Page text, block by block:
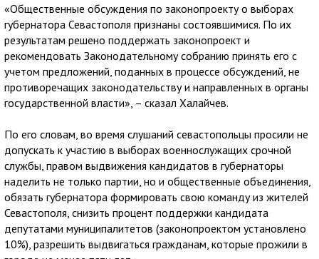
«Общественные обсуждения по законопроекту о выборах
губернатора Севастополя признаны состоявшимися. По их
результатам решено поддержать законопроект и
рекомендовать Законодательному собранию принять его с
учетом предложений, поданных в процессе обсуждений, не
противоречащих законодательству и направленных в органы
государственной власти», – сказал Халайчев.
По его словам, во время слушаний севастопольцы просили не
допускать к участию в выборах военнослужащих срочной
службы, правом выдвижения кандидатов в губернаторы
наделить не только партии, но и общественные объединения,
обязать губернатора формировать свою команду из жителей
Севастополя, снизить процент поддержки кандидата
депутатами муниципалитетов (законопроектом установлено
10%), разрешить выдвигаться гражданам, которые прожили в